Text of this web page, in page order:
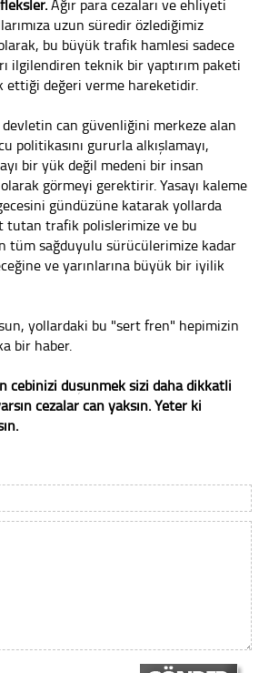
Ağır para cezaları ve ehliyeti
uzun süredir özlediğimiz
bu büyük trafik hamlesi sadece
ilgilendiren teknik bir yaptırım paketi
ettiği değeri verme hareketidir.
can güvenliğini merkeze alan
politikasını gururla alkışlamayı,
bir yük değil medeni bir insan
görmeyi gerektirir. Yasayı kaleme
gündüzüne katarak yollarda
tutan trafik polislerimize ve bu
tüm sağduyulu sürücülerimize kadar
ve yarınlarına büyük bir iyilik
yollardaki bu "sert fren" hepimizin
bir haber.
cebinizi düşünmek sizi daha dikkatli
cezalar can yaksın. Yeter ki